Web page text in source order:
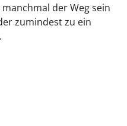
der Weg sein
zumindest zu ein